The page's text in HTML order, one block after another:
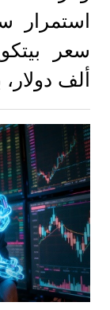
استمرار
ألف